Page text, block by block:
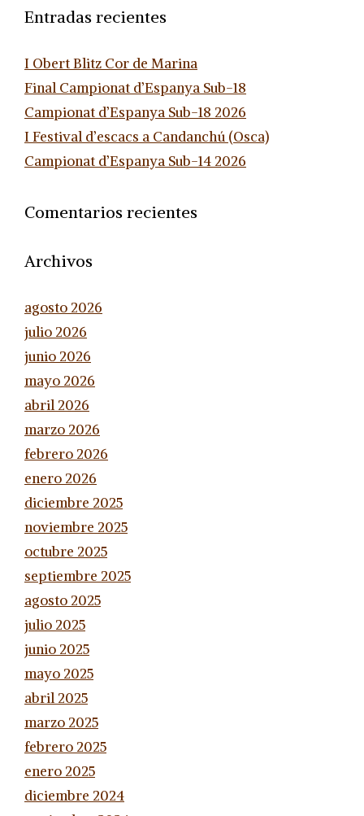
Entradas recientes
I Obert Blitz Cor de Marina
Final Campionat d’Espanya Sub-18
Campionat d’Espanya Sub-18 2026
I Festival d’escacs a Candanchú (Osca)
Campionat d’Espanya Sub-14 2026
Comentarios recientes
Archivos
agosto 2026
julio 2026
junio 2026
mayo 2026
abril 2026
marzo 2026
febrero 2026
enero 2026
diciembre 2025
noviembre 2025
octubre 2025
septiembre 2025
agosto 2025
julio 2025
junio 2025
mayo 2025
abril 2025
marzo 2025
febrero 2025
enero 2025
diciembre 2024